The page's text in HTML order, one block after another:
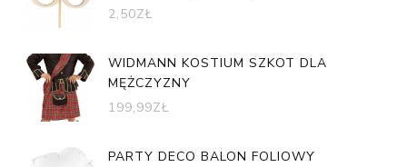
2,50ZŁ
WIDMANN KOSTIUM SZKOT DLA
MĘŻCZYZNY
199,99ZŁ
PARTY DECO BALON FOLIOWY